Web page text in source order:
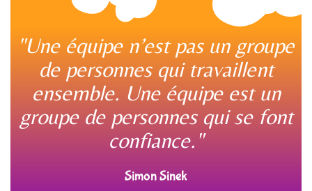
"Une équipe n’est pas un groupe
de personnes qui travaillent
ensemble. Une équipe est un
groupe de personnes qui se font
confiance."
Simon Sinek